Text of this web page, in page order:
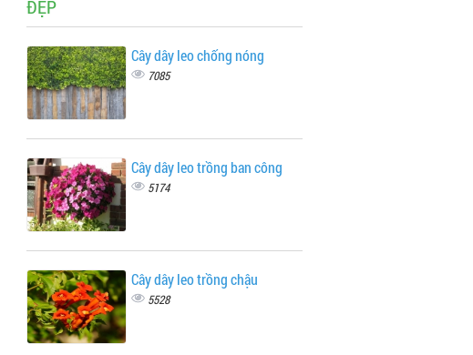
ĐẸP
Cây dây leo chống nóng
7085
Cây dây leo trồng ban công
5174
Cây dây leo trồng chậu
5528